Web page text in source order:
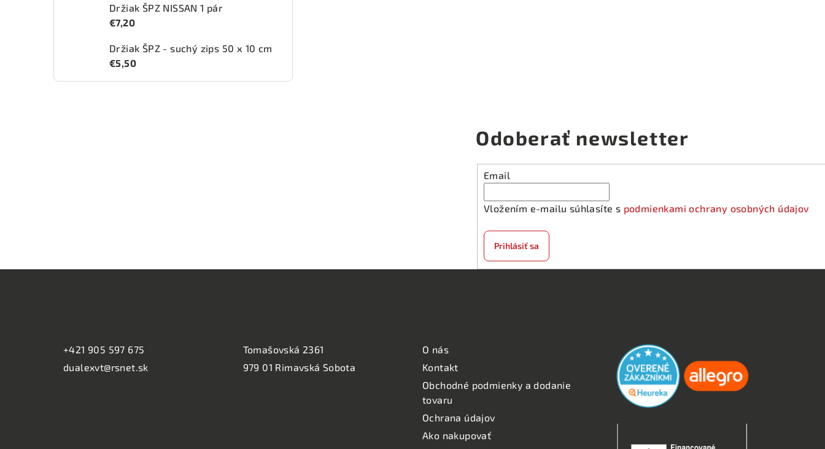
Držiak ŠPZ NISSAN 1 pár
€7,20
Držiak ŠPZ - suchý zips 50 x 10 cm
€5,50
Odoberať newsletter
Email
Vložením e-mailu súhlasíte s podmienkami ochrany osobných údajov
Prihlásiť sa
+421 905 597 675
dualexvt@rsnet.sk
Tomašovská 2361
979 01 Rimavská Sobota
O nás
Kontakt
Obchodné podmienky a dodanie
tovaru
Ochrana údajov
Ako nakupovať